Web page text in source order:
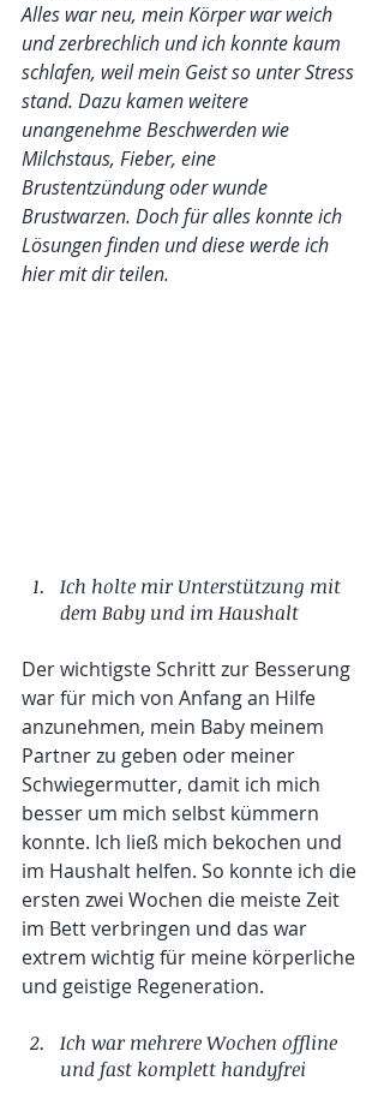
Alles war neu, mein Körper war weich
und zerbrechlich und ich konnte kaum
schlafen, weil mein Geist so unter Stress
stand. Dazu kamen weitere
unangenehme Beschwerden wie
Milchstaus, Fieber, eine
Brustentzündung oder wunde
Brustwarzen. Doch für alles konnte ich
Lösungen finden und diese werde ich
hier mit dir teilen.
Ich holte mir Unterstützung mit
dem Baby und im Haushalt
Der wichtigste Schritt zur Besserung
war für mich von Anfang an Hilfe
anzunehmen, mein Baby meinem
Partner zu geben oder meiner
Schwiegermutter, damit ich mich
besser um mich selbst kümmern
konnte. Ich ließ mich bekochen und
im Haushalt helfen. So konnte ich die
ersten zwei Wochen die meiste Zeit
im Bett verbringen und das war
extrem wichtig für meine körperliche
und geistige Regeneration.
Ich war mehrere Wochen offline
und fast komplett handyfrei